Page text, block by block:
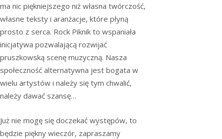
ma nic piękniejszego niż własna twórczość,
własne teksty i aranżacje, które płyną
prosto z serca. Rock Piknik to wspaniała
inicjatywa pozwalającą rozwijać
pruszkowską scenę muzyczną. Nasza
społeczność alternatywna jest bogata w
wielu artystów i należy się tym chwalić,
należy dawać szansę…
Już nie mogę się doczekać występów, to
będzie piękny wieczór, zapraszamy